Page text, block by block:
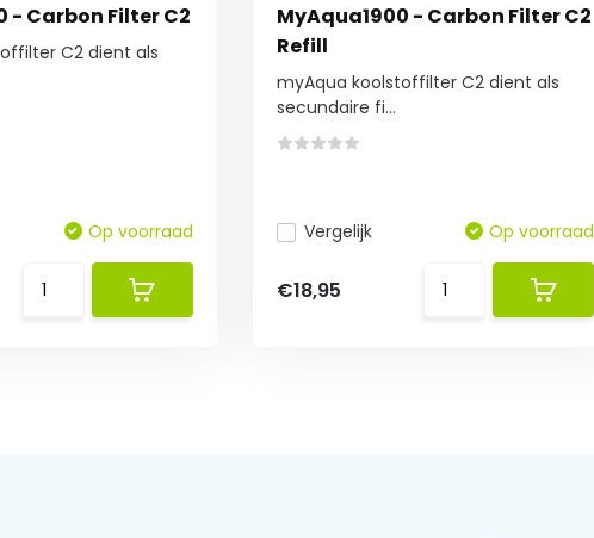
- Carbon Filter C2
C2 dient als
Op voorraad
MyAqua1900 - Carbon Filter C2
Refill
myAqua koolstoffilter C2 dient als
secundaire fi...
Vergelijk Op voorraad
€18,95